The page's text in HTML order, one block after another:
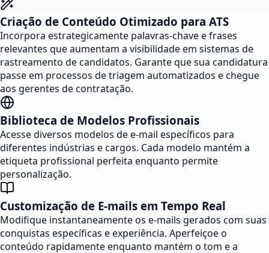
Criação de Conteúdo Otimizado para ATS
Incorpora estrategicamente palavras-chave e frases
relevantes que aumentam a visibilidade em sistemas de
rastreamento de candidatos. Garante que sua candidatura
passe em processos de triagem automatizados e chegue
aos gerentes de contratação.
Biblioteca de Modelos Profissionais
Acesse diversos modelos de e-mail específicos para
diferentes indústrias e cargos. Cada modelo mantém a
etiqueta profissional perfeita enquanto permite
personalização.
Customização de E-mails em Tempo Real
Modifique instantaneamente os e-mails gerados com suas
conquistas específicas e experiência. Aperfeiçoe o
conteúdo rapidamente enquanto mantém o tom e a